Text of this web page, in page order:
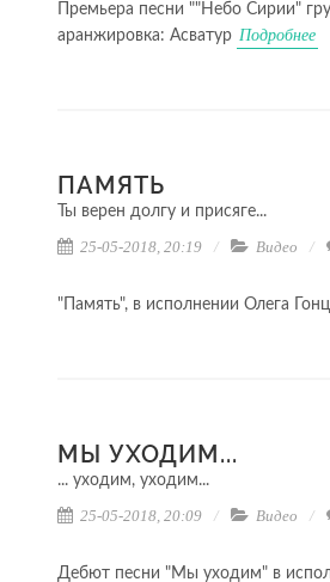
Премьера песни ""Небо Сирии"
аранжировка: Асватур Подробнее
ПАМЯТЬ
Ты верен долгу и присяге...
25-05-2018, 20:19 Видео
"Память", в исполнении Олега
МЫ УХОДИМ...
... уходим, уходим...
25-05-2018, 20:09 Видео
Дебют песни "Мы уходим" в